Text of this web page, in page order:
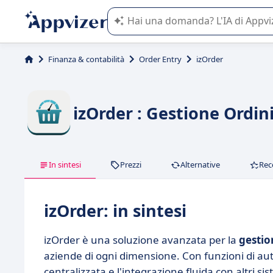
L'IA di Appvizer vi guida
Finanza & contabilità Order Entry izOrder
izOrder : Gestione
In sintesi Prezzi Alternative
izOrder: in sintesi
izOrder è una soluzione avanzata per la
aziende di ogni dimensione. Con funzioni di